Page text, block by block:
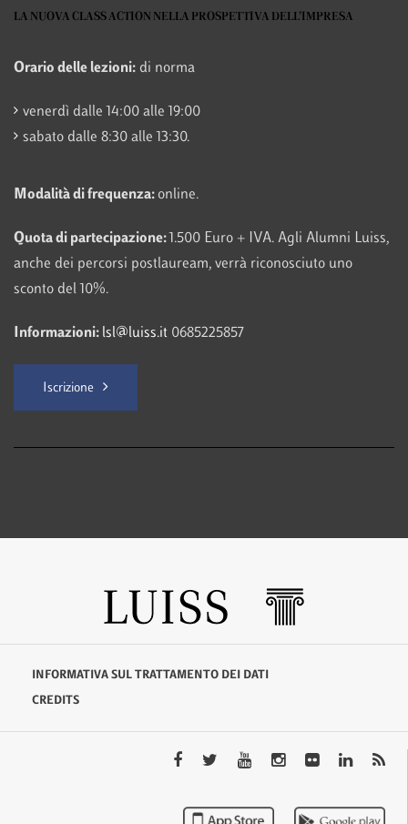
LA NUOVA CLASS ACTION NELLA PROSPETTIVA DELL’IMPRESA
Orario delle lezioni:di norma
venerdì dalle 14:00 alle 19:00
sabato dalle 8:30 alle 13:30.
Modalità di frequenza: online.
Quota di partecipazione: 1.500 Euro + IVA. Agli Alumni Luiss,
anche dei percorsi postlauream, verrà riconosciuto uno
sconto del 10%.
Informazioni: lsl@luiss.it 0685225857
Iscrizione
INFORMATIVA SUL TRATTAMENTO DEI DATI
CREDITS